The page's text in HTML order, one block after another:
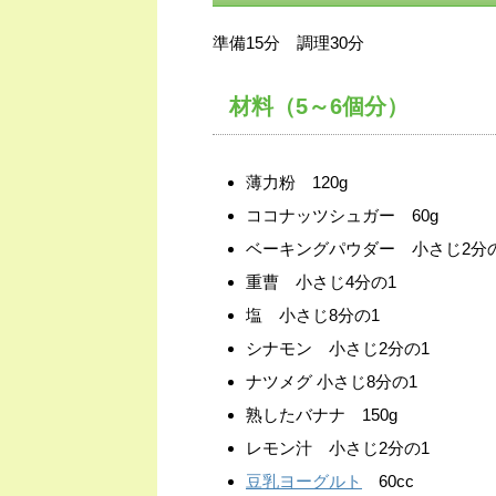
準備15分 調理30分
材料（5～6個分）
薄力粉 120g
ココナッツシュガー 60g
ベーキングパウダー 小さじ2分
重曹 小さじ4分の1
塩 小さじ8分の1
シナモン 小さじ2分の1
ナツメグ 小さじ8分の1
熟したバナナ 150g
レモン汁 小さじ2分の1
豆乳ヨーグルト
60cc